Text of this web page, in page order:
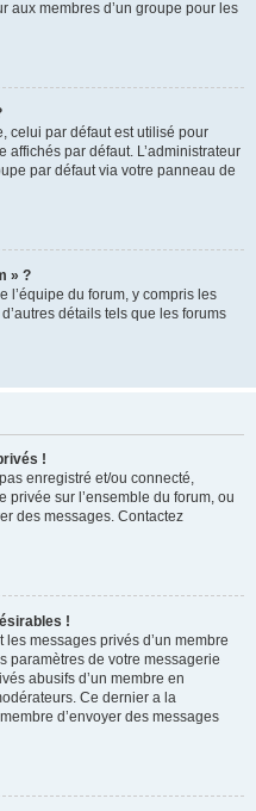
aux membres d’un groupe pour les
celui par défaut est utilisé pour
par défaut. L’administrateur
par défaut via votre panneau de
» ?
l’équipe du forum, y compris les
détails tels que les forums
!
enregistré et/ou connecté,
privée sur l’ensemble du forum, ou
des messages. Contactez
!
messages privés d’un membre
paramètres de votre messagerie
abusifs d’un membre en
Ce dernier a la
d’envoyer des messages